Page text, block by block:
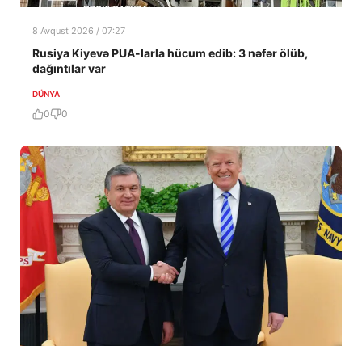
8 Avqust 2026 / 07:27
Rusiya Kiyevə PUA-larla hücum edib: 3 nəfər ölüb,
dağıntılar var
DÜNYA
0 0